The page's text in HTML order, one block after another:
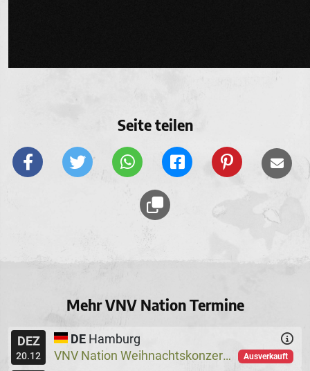
Seite teilen
Mehr VNV Nation Termine
DEZ
20.12
DE Hamburg
VNV Nation Weihnachtskonzerte @Logo
Ausverkauft